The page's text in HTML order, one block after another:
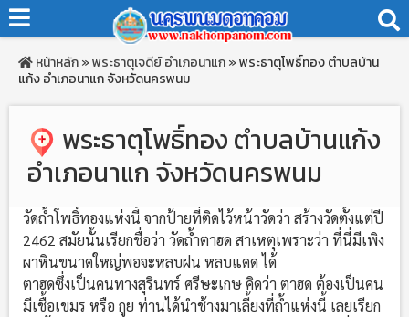
หน้าหลัก»พระธาตุเจดีย์อำเภอนาแก»พระธาตุโพธิ์ทอง ตำบลบ้าน
แก้ง อำเภอนาแก จังหวัดนครพนม
พระธาตุโพธิ์ทอง ตำบลบ้านแก้ง
อำเภอนาแก จังหวัดนครพนม
วัดถ้ำโพธิ์ทองแห่งนี้ จากป้ายที่ติดไว้หน้าวัดว่า สร้างวัดตั้งแต่ปี
2462 สมัยนั้นเรียกชื่อว่า วัดถ้ำตาฮด สาเหตุเพราะว่า ที่นี่มีเพิง
ผาหินขนาดใหญ่พอจะหลบฝน หลบแดด ได้
ตาฮดซึ่งเป็นคนทางสุรินทร์ ศรีษะเกษ คิดว่า ตาฮด ต้องเป็นคน
มีเชื้อเขมร หรือ กูย ท่านได้นำช้างมาเลี้ยงที่ถ้ำแห่งนี้ เลยเรียก